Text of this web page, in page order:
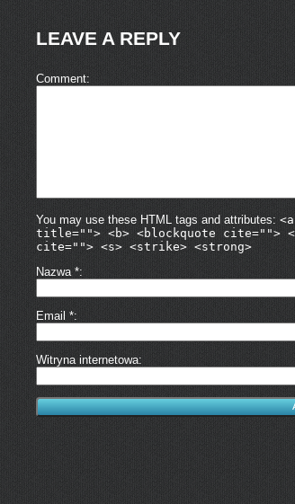
LEAVE A REPLY
Comment
You may use these HTML tags and attributes:
title=""> <b> <blockquote cite="">
cite=""> <s> <strike> <strong>
Nazwa *
Email *
Witryna internetowa